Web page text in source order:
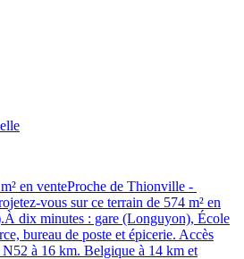
en venteProche de Thionville -
vous sur ce terrain de 574 m² en
dix minutes : gare (Longuyon), École
bureau de poste et épicerie. Accès
à 16 km. Belgique à 14 km et